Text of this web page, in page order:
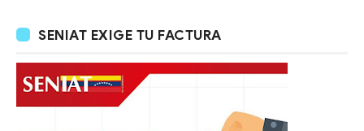
SENIAT EXIGE TU FACTURA